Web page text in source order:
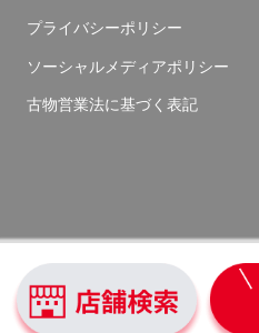
プライバシーポリシー
ソーシャルメディアポリシー
古物営業法に基づく表記